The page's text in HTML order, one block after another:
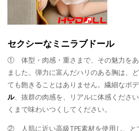
セクシーなミニラブドール
① 体型・肉感・重さまで、その魅力をあ
ました。弾力に富んだハリのある胸は、
ても飽きることはありません。繊細なボ
ル、抜群の肉感を、リアルに体感くださ
くまで味わいつくしてください。
② 人肌に近い高級TPE素材を使用し、と